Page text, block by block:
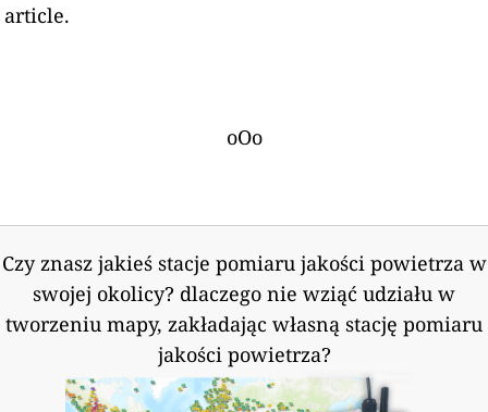
article.
oOo
Czy znasz jakieś stacje pomiaru jakości powietrza w
swojej okolicy? dlaczego nie wziąć udziału w
tworzeniu mapy, zakładając własną stację pomiaru
jakości powietrza?